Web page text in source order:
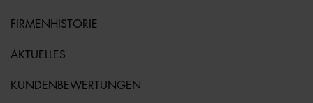
FIRMENHISTORIE
AKTUELLES
KUNDENBEWERTUNGEN